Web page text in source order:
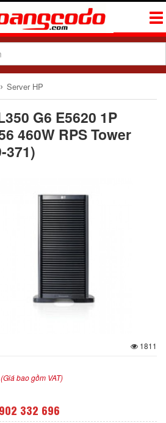
› Server HP
G6 E5620 1P
460W RPS Tower
371)
1811
(Giá bao gồm VAT)
332 696